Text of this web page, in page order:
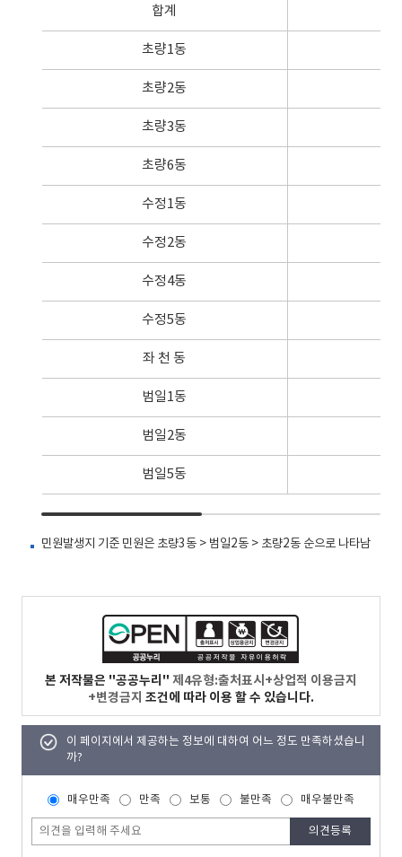
합계
초량1동
초량2동
초량3동
초량6동
수정1동
수정2동
수정4동
수정5동
좌 천 동
범일1동
범일2동
범일5동
민원발생지 기준 민원은 초량3동 > 범일2동 > 초량2동 순으로 나타남
본 저작물은 "공공누리" 제4유형:출처표시+상업적 이용금지
+변경금지 조건에 따라 이용 할 수 있습니다.
이 페이지에서 제공하는 정보에 대하여 어느 정도 만족하셨습니
까?
매우만족 만족 보통 불만족 매우불만족